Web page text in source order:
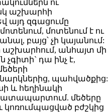
ու
աշխարհի
այդ զգացումը
մոտենում է ու
բայց՝ չի կայանում:
աշխարհում, անհայտ մի
չգիտի` դա ինչ է,
պահվածքից:
և հեղինակի
մեծերը
կոռումպացված բժշկից